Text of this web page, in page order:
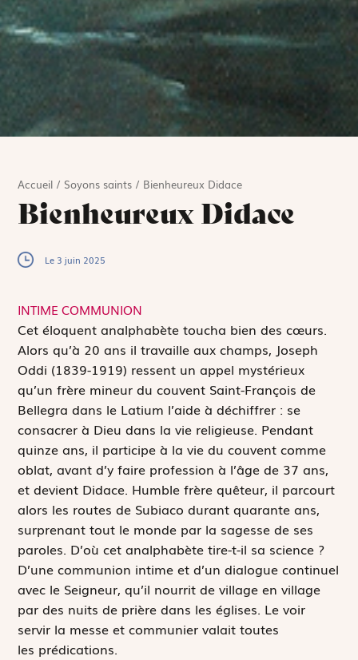
Accueil / Soyons saints / Bienheureux Didace
Bienheureux Didace
Le 3 juin 2025
INTIME COMMUNION
Cet éloquent analphabète toucha bien des cœurs.
Alors qu’à 20 ans il travaille aux champs, Joseph
Oddi (1839-1919) ressent un appel mystérieux
qu’un frère mineur du couvent Saint-François de
Bellegra dans le Latium l’aide à déchiffrer : se
consacrer à Dieu dans la vie religieuse. Pendant
quinze ans, il participe à la vie du couvent comme
oblat, avant d’y faire profession à l’âge de 37 ans,
et devient Didace. Humble frère quêteur, il parcourt
alors les routes de Subiaco durant quarante ans,
surprenant tout le monde par la sagesse de ses
paroles. D’où cet analphabète tire-t-il sa science ?
D’une communion intime et d’un dialogue continuel
avec le Seigneur, qu’il nourrit de village en village
par des nuits de prière dans les églises. Le voir
servir la messe et communier valait toutes
les prédications.